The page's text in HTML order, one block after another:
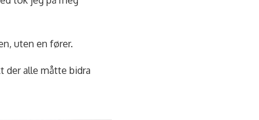
uten en fører.
der alle måtte bidra